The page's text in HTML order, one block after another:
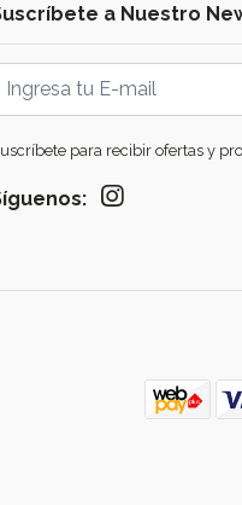
a Nuestro
para recibir ofertas y